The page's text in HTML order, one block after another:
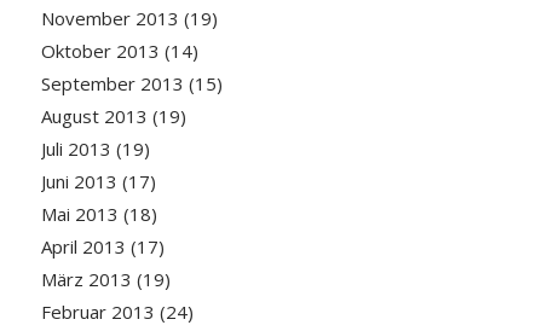
November 2013 (19)
Oktober 2013 (14)
September 2013 (15)
August 2013 (19)
Juli 2013 (19)
Juni 2013 (17)
Mai 2013 (18)
April 2013 (17)
März 2013 (19)
Februar 2013 (24)